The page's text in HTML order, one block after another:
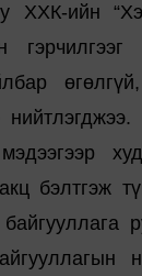
ХХК-ийн
гэрчилгээг
бэлтгэж